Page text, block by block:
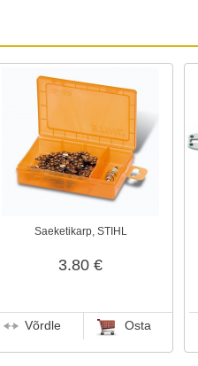
Saeketikarp, STIHL
3.80 €
Võrdle Osta